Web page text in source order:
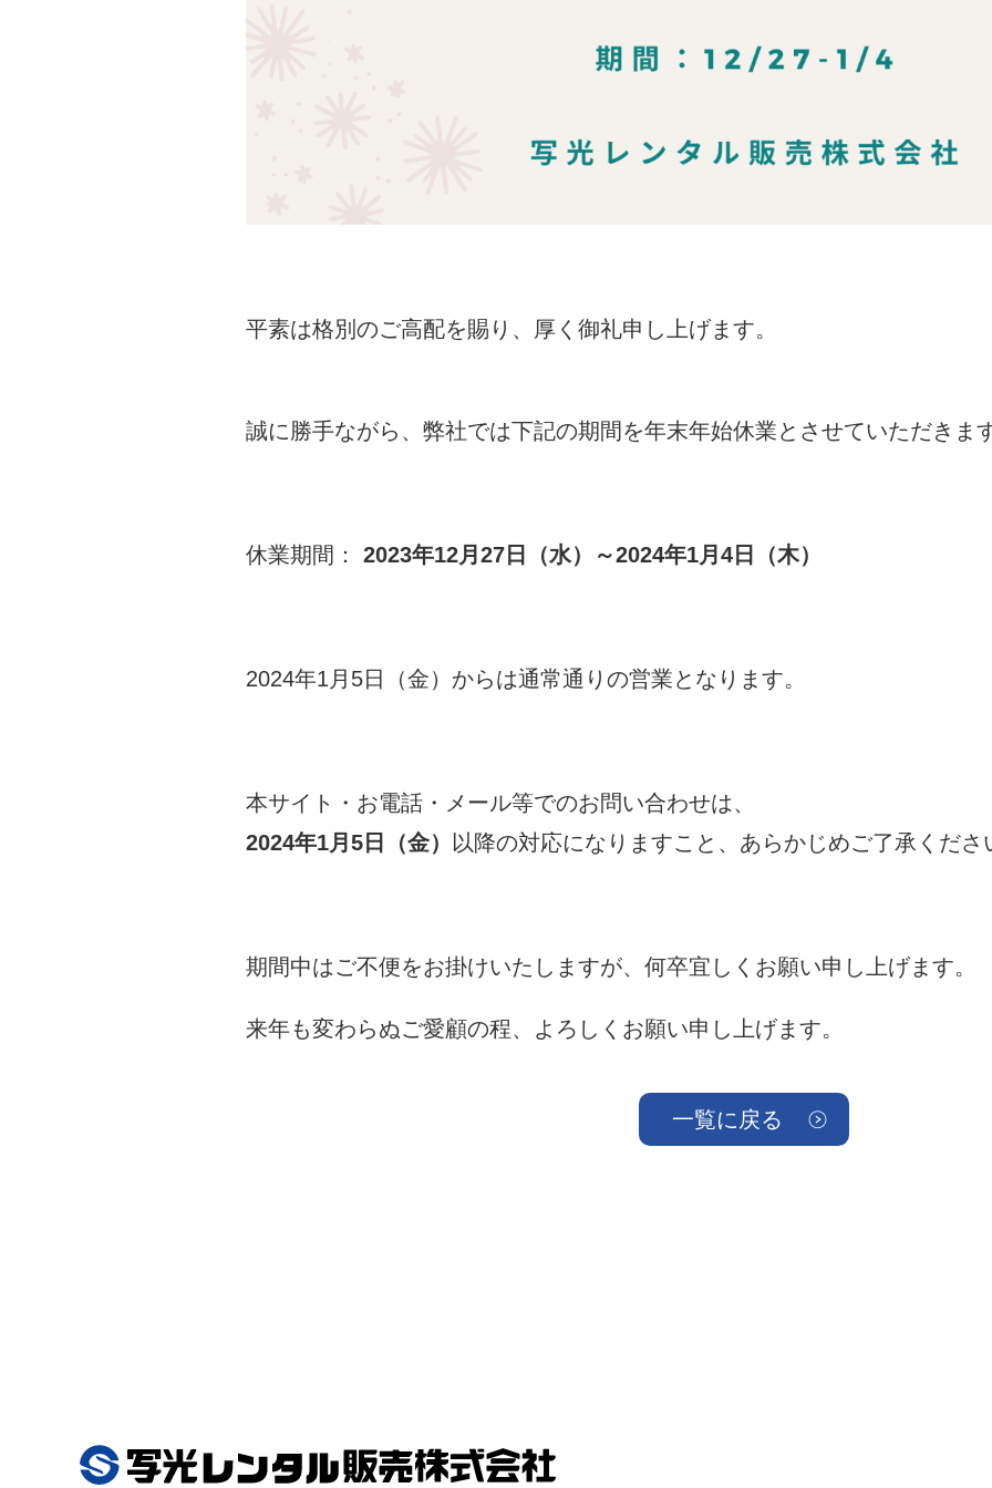
平素は格別のご高配を賜り、厚く御礼申し上げます。
誠に勝手ながら、弊社では下記の期間を年末年始休業とさせていただきま
休業期間： 2023年12月27日（水）～2024年1月4日（木）
2024年1月5日（金）からは通常通りの営業となります。
本サイト・お電話・メール等でのお問い合わせは、
2024年1月5日（金） 以降の対応になりますこと、あらかじめご了承くださ
期間中はご不便をお掛けいたしますが、何卒宜しくお願い申し上げます。
来年も変わらぬご愛顧の程、よろしくお願い申し上げます。
一覧に戻る